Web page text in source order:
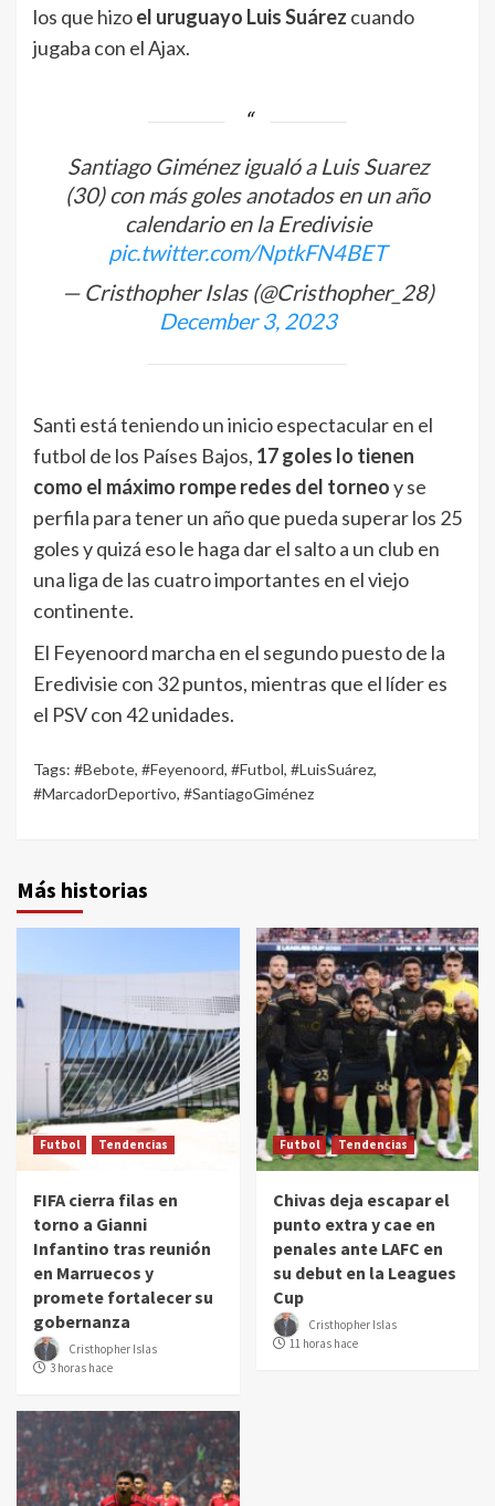
los que hizoel uruguayo Luis Suárez cuando
jugaba con el Ajax.
Santiago Giménez igualó a Luis Suarez
(30) con más goles anotados en un año
calendario en la Eredivisie
pic.twitter.com/NptkFN4BET
— Cristhopher Islas (@Cristhopher_28)
December 3, 2023
Santi está teniendo un inicio espectacular en el
futbol de los Países Bajos, 17 goles lo tienen
como el máximo rompe redes del torneoy se
perfila para tener un año que pueda superar los 25
goles y quizá eso le haga dar el salto a un club en
una liga de las cuatro importantes en el viejo
continente.
El Feyenoord marcha en el segundo puesto de la
Eredivisie con 32 puntos, mientras que el líder es
el PSV con 42 unidades.
Tags: #Bebote, #Feyenoord, #Futbol, #LuisSuárez,
#MarcadorDeportivo, #SantiagoGiménez
Más historias
Futbol Tendencias
FIFA cierra filas en
torno a Gianni
Infantino tras reunión
en Marruecos y
promete fortalecer su
gobernanza
Cristhopher Islas
3 horas hace
Futbol Tendencias
Chivas deja escapar el
punto extra y cae en
penales ante LAFC en
su debut en la Leagues
Cup
Cristhopher Islas
11 horas hace